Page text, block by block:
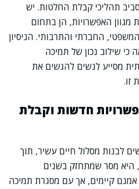
תהליכי קבלת החלטות. יש
האפשרויות, הן בתחום
החברתי והתרבותי. הניסיון
כי שילוב נכון של תמיכה
מסייע לנשים להגשים את
זו.
חדשות וקבלת
לבנות מסלול חיים עשיר, תוך
היא מסר שמתחזק בשנים
קיימים, אך עם מסגרת תמיכה